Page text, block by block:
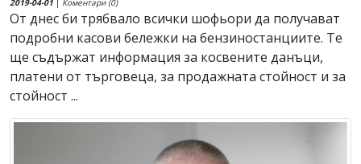
От днес би трябвало всички шофьори да получават
подробни касови бележки на бензиностанциите. Те
ще съдържат информация за косвените данъци,
платени от търговеца, за продажната стойност и за
стойност ...